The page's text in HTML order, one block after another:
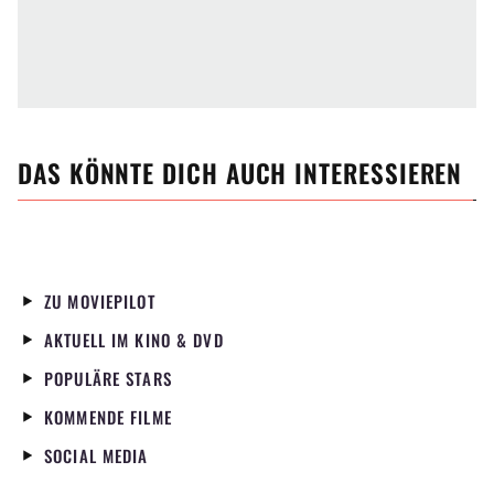
DAS KÖNNTE DICH AUCH INTERESSIEREN
ZU MOVIEPILOT
AKTUELL IM KINO & DVD
POPULÄRE STARS
KOMMENDE FILME
SOCIAL MEDIA